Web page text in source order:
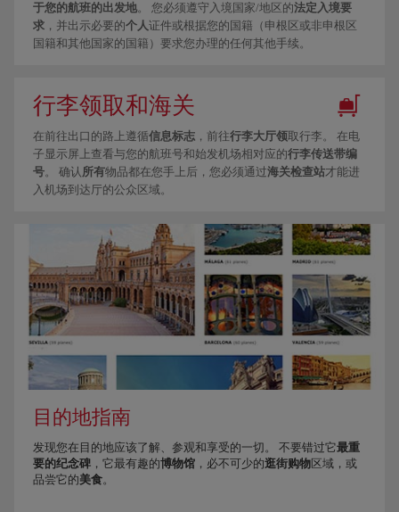
于您的航班的出发地。 您必须遵守入境国家/地区的法定入境要
求 ，并出示必要的个人证件或根据您的国籍（申根区或非申根区
国籍和其他国家的国籍）要求您办理的任何其他手续。
行李领取和海关
在前往出口的路上遵循信息标志 ，前往行李大厅领取行李。 在电
子显示屏上查看与您的航班号和始发机场相对应的行李传送带编
号。 确认 所有物品都在您手上后，您必须通过海关检查站才能进
入机场到达厅的公众区域。
目的地指南
发现您在目的地应该了解、参观和享受的一切。 不要错过它最重
要的纪念碑 ，它最有趣的博物馆 ，必不可少的逛街购物区域，或
品尝它的美食。